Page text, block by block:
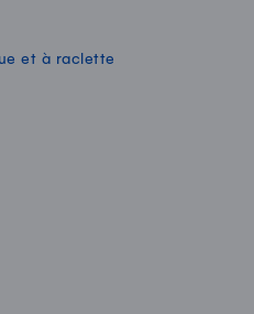
et à raclette